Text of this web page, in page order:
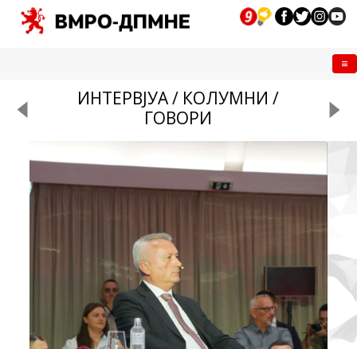
ИНТЕРВЈУА / КОЛУМНИ /
ГОВОРИ